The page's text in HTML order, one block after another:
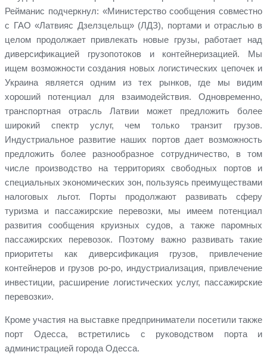
Рейманис подчеркнул: «Министерство сообщения совместно
с ГАО «Латвияс Дзелзцельщ» (ЛДЗ), портами и отраслью в
целом продолжает привлекать новые грузы, работает над
диверсификацией грузопотоков и контейнеризацией. Мы
ищем возможности создания новых логистических цепочек и
Украина является одним из тех рынков, где мы видим
хороший потенциал для взаимодействия. Одновременно,
транспортная отрасль Латвии может предложить более
широкий спектр услуг, чем только транзит грузов.
Индустриальное развитие наших портов дает возможность
предложить более разнообразное сотрудничество, в том
числе производство на территориях свободных портов и
специальных экономических зон, пользуясь преимуществами
налоговых льгот. Порты продолжают развивать сферу
туризма и пассажирские перевозки, мы имеем потенциал
развития сообщения круизных судов, а также паромных
пассажирских перевозок. Поэтому важно развивать такие
приоритеты как диверсификация грузов, привлечение
контейнеров и грузов ро-ро, индустриализация, привлечение
инвестиции, расширение логистических услуг, пассажирские
перевозки».
Кроме участия на выставке предприниматели посетили также
порт Одесса, встретились с руководством порта и
администрацией города Одесса.